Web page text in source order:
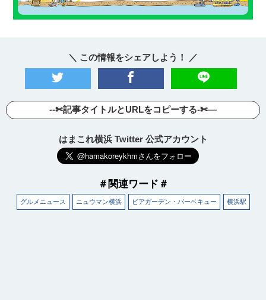
＼ この情報をシェアしよう！ ／
--✄記事タイトルとURLをコピーする-✄—
はまこれ横浜 Twitter 公式アカウント
＃関連ワード＃
グルメニュース ニュウマン横浜 ビアガーデン・バーベキュー 横浜駅